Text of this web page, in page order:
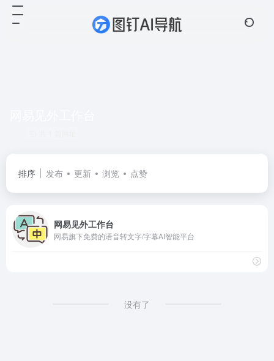
排序 发布 更新 浏览 点赞
网易见外工作台
网易旗下免费的语音转文字/字幕AI智能平台
没有了